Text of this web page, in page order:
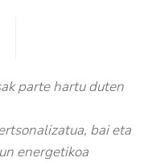
parte hartu duten
bai eta
energetikoa